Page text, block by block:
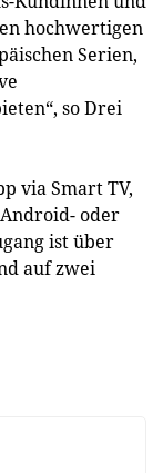
hochwertigen
Serien,
so Drei
via Smart TV,
oder
ist über
auf zwei